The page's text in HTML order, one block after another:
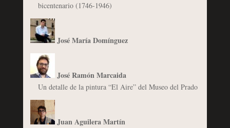
bicentenario (1746-1946)
José María Domínguez
José Ramón Marcaida
Un detalle de la pintura “El Aire” del Museo del Prado
Juan Aguilera Martín